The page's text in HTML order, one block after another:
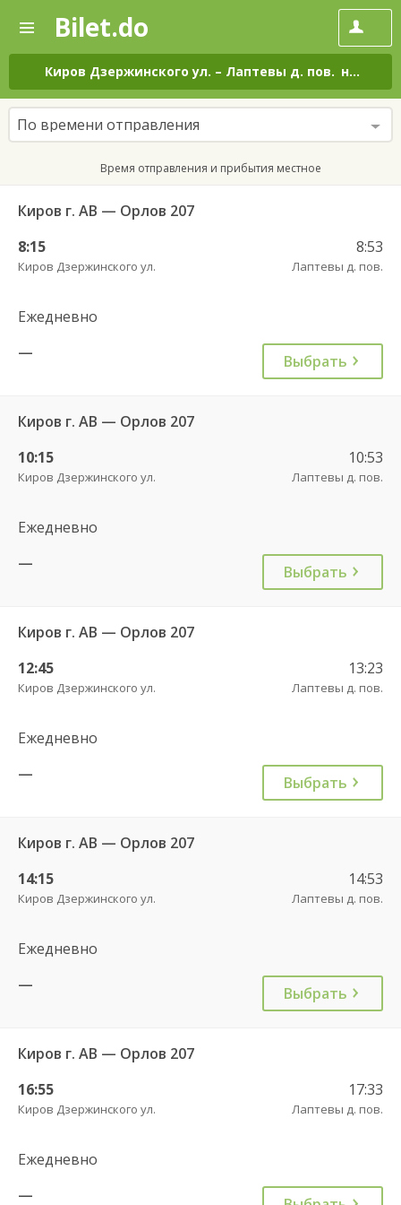
—
Поиск
и
покупка
билетов
на
автобус
онлайн
Bilet.do
Киров Дзержинского ул. – Лаптевы д. пов. на все дни
По времени отправления
Время отправления и прибытия местное
Киров г. АВ — Орлов 207
8:15
Киров Дзержинского ул.
8:53
Лаптевы д. пов.
Ежедневно
—
Выбрать
Киров г. АВ — Орлов 207
10:15
Киров Дзержинского ул.
10:53
Лаптевы д. пов.
Ежедневно
—
Выбрать
Киров г. АВ — Орлов 207
12:45
Киров Дзержинского ул.
13:23
Лаптевы д. пов.
Ежедневно
—
Выбрать
Киров г. АВ — Орлов 207
14:15
Киров Дзержинского ул.
14:53
Лаптевы д. пов.
Ежедневно
—
Выбрать
Киров г. АВ — Орлов 207
16:55
Киров Дзержинского ул.
17:33
Лаптевы д. пов.
Ежедневно
—